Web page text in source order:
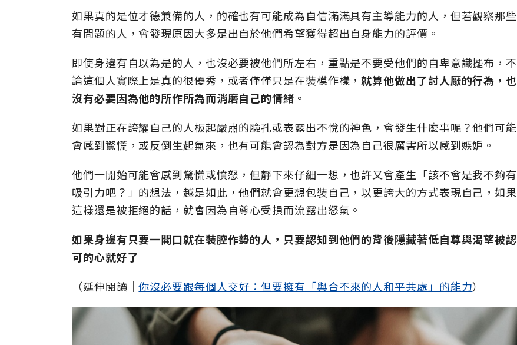
如果真的是位才德兼備的人，的確也有可能成為自信滿滿具有主導能力的人，但若觀察那些
有問題的人，會發現原因大多是出自於他們希望獲得超出自身能力的評價。
即使身邊有自以為是的人，也沒必要被他們所左右，重點是不要受他們的自卑意識擺布，不
論這個人實際上是真的很優秀，或者僅僅只是在裝模作樣，就算他做出了討人厭的行為，也
沒有必要因為他的所作所為而消磨自己的情緒。
如果對正在誇耀自己的人板起嚴肅的臉孔或表露出不悅的神色，會發生什麼事呢？他們可能
會感到驚慌，或反倒生起氣來，也有可能會認為對方是因為自己很厲害所以感到嫉妒。
他們一開始可能會感到驚慌或憤怒，但靜下來仔細一想，也許又會產生「該不會是我不夠有
吸引力吧？」的想法，越是如此，他們就會更想包裝自己，以更誇大的方式表現自己，如果
這樣還是被拒絕的話，就會因為自尊心受損而流露出怒氣。
如果身邊有只要一開口就在裝腔作勢的人，只要認知到他們的背後隱藏著低自尊與渴望被認
可的心就好了
（延伸閱讀│你沒必要跟每個人交好：但要擁有「與合不來的人和平共處」的能力）